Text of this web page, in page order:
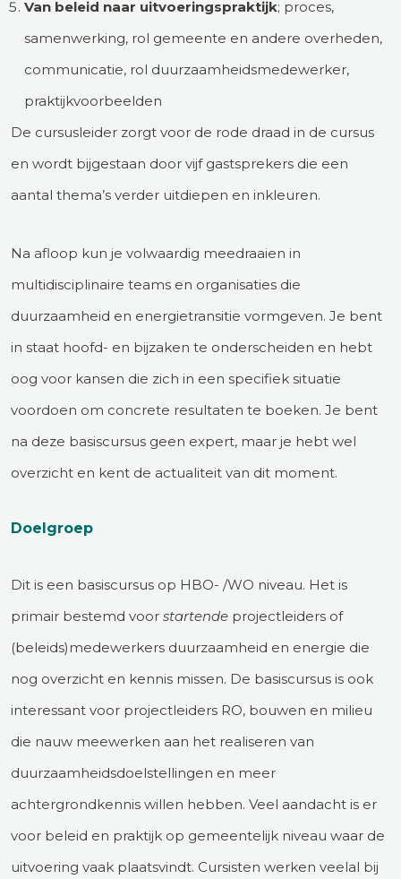
Van beleid naar uitvoeringspraktijk; proces,
samenwerking, rol gemeente en andere overheden,
communicatie, rol duurzaamheidsmedewerker,
praktijkvoorbeelden
De cursusleider zorgt voor de rode draad in de cursus
en wordt bijgestaan door vijf gastsprekers die een
aantal thema’s verder uitdiepen en inkleuren.
Na afloop kun je volwaardig meedraaien in
multidisciplinaire teams en organisaties die
duurzaamheid en energietransitie vormgeven. Je bent
in staat hoofd- en bijzaken te onderscheiden en hebt
oog voor kansen die zich in een specifiek situatie
voordoen om concrete resultaten te boeken. Je bent
na deze basiscursus geen expert, maar je hebt wel
overzicht en kent de actualiteit van dit moment.
Doelgroep
Dit is een basiscursus op HBO- /WO niveau. Het is
primair bestemd voor startende projectleiders of
(beleids)medewerkers duurzaamheid en energie die
nog overzicht en kennis missen. De basiscursus is ook
interessant voor projectleiders RO, bouwen en milieu
die nauw meewerken aan het realiseren van
duurzaamheidsdoelstellingen en meer
achtergrondkennis willen hebben. Veel aandacht is er
voor beleid en praktijk op gemeentelijk niveau waar de
uitvoering vaak plaatsvindt. Cursisten werken veelal bij